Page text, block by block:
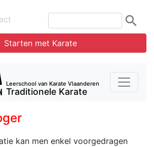
Starten met Karate
Leerschool van Karate Vlaanderen
Traditionele Karate
kan men enkel voorgedragen